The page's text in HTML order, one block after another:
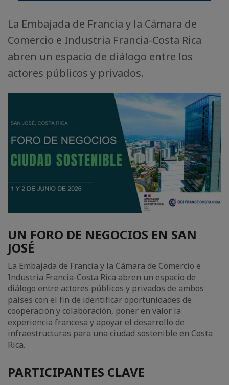
La Embajada de Francia y la Cámara de
Comercio e Industria Francia-Costa Rica
abren un espacio de diálogo entre los
actores públicos y privados.
UN FORO DE NEGOCIOS EN SAN
JOSÉ
La Embajada de Francia y la Cámara de Comercio e
Industria Francia-Costa Rica abren un espacio de
diálogo entre actores públicos y privados de ambos
países con el fin de identificar oportunidades de
cooperación y colaboración, poner en valor la
experiencia francesa y apoyar el desarrollo de
infraestructuras para una ciudad sostenible en Costa
Rica.
PARTICIPANTES CLAVE